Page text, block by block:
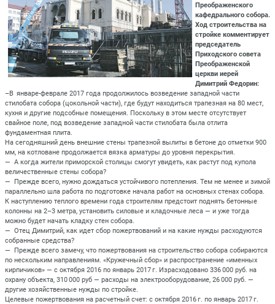
Преображенского
кафедрального собора.
Ход строительства на
стройке комментирует
председатель
Приходского совета
Преображенской
церкви иерей
Димитрий Федорин:
–В январе-феврале 2017 года продолжилось возведение западной части
стилобата собора (цокольной части), где будут находиться трапезная на 80 мест,
кухня и другие подсобные помещения. Поскольку в этом месте отсутствует
свайное поле, под возведение западной части стилобата была отлита
фундаментная плита.
На сегодняшний день внешние стены трапезной вылиты в бетоне до отметки 900
мм, на котловане продолжается вязка арматуры до уровня перекрытия.
— А когда жители приморской столицы смогут увидеть, как растут под купола
величественные стены собора?
— Прежде всего, нужно дождаться устойчивого потепления. Тем не менее и зимой
параллельно шла работа по подготовке начала работ на основных стенах собора.
К наступлению теплого времени года строителям предстоит поднять бетонные
колонны на 2–3 метра, установить силовые и кладочные леса — и уже тогда
можно будет начать кладку стен собора.
— Отец Димитрий, как идет сбор пожертвований и на какие нужды расходуются
собранные средства?
— Прежде всего замечу, что пожертвования на строительство собора собираются
по нескольким направлениям. «Кружечный сбор» и распространение «именных
кирпичиков» — с октября 2016 по январь 2017 г. Израсходовано 336 000 руб. на
охрану объекта, 310 000 руб — расходы на электрооборудование, 26 000 руб. —
другие хозяйственные нужды по стройке.
Целевые пожертвования на расчетный счет: с октября 2016 г. по январь 2017 г.